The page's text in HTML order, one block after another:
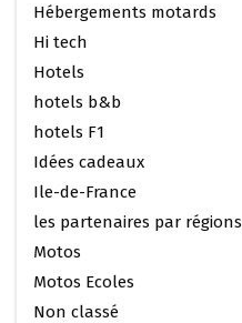
Hébergements motards
Hi tech
Hotels
hotels b&b
hotels F1
Idées cadeaux
Ile-de-France
les partenaires par régions
Motos
Motos Ecoles
Non classé